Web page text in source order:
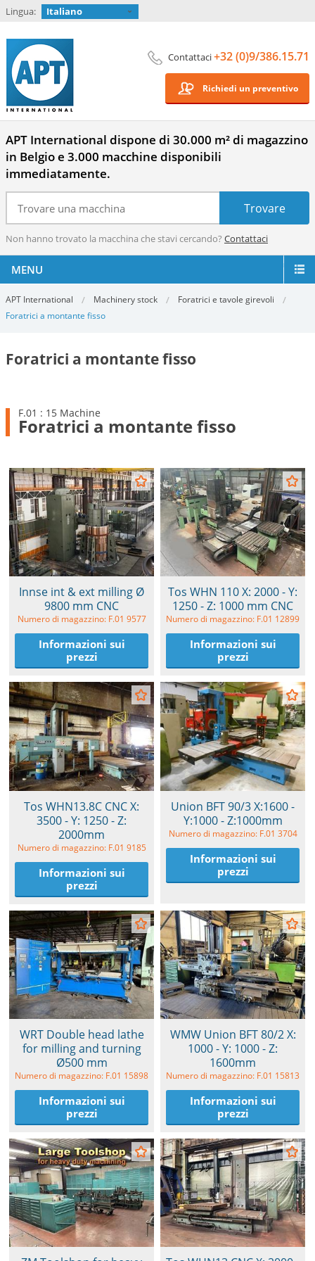
Lingua: Italiano
Contattaci+32 (0)9/386.15.71
Richiedi un preventivo
APT International dispone di 30.000 m² di magazzino
in Belgio e 3.000 macchine disponibili
immediatamente.
Non hanno trovato la macchina che stavi cercando? Contattaci
MENU
APT International Machinery stock
Foratrici e tavole girevoli
Foratrici a montante fisso
Foratrici a montante fisso
F.01 : 15 Machine
Foratrici a montante fisso
Innse int & ext milling Ø
9800 mm CNC
Numero di magazzino: F.01 9577
Informazioni sui
prezzi
Tos WHN 110 X: 2000 - Y:
1250 - Z: 1000 mm CNC
Numero di magazzino: F.01 12899
Informazioni sui
prezzi
Tos WHN13.8C CNC X:
3500 - Y: 1250 - Z:
2000mm
Numero di magazzino: F.01 9185
Informazioni sui
prezzi
Union BFT 90/3 X:1600 -
Y:1000 - Z:1000mm
Numero di magazzino: F.01 3704
Informazioni sui
prezzi
WRT Double head lathe
for milling and turning
Ø500 mm
Numero di magazzino: F.01 15898
Informazioni sui
prezzi
WMW Union BFT 80/2 X:
1000 - Y: 1000 - Z:
1600mm
Numero di magazzino: F.01 15813
Informazioni sui
prezzi